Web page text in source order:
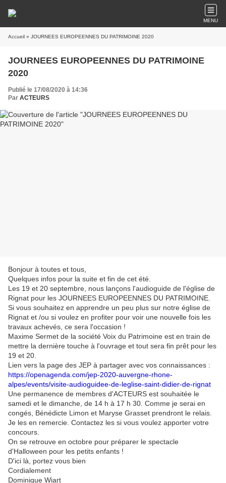
MENU
Accueil » JOURNEES EUROPEENNES DU PATRIMOINE 2020
JOURNEES EUROPEENNES DU PATRIMOINE
2020
Publié le 17/08/2020 à 14:36
Par ACTEURS
Bonjour à toutes et tous,
Quelques infos pour la suite et fin de cet été.
Les 19 et 20 septembre, nous lançons l'audioguide de l'église de
Rignat pour les JOURNEES EUROPEENNES DU PATRIMOINE.
Si vous souhaitez en apprendre un peu plus sur notre église de
Rignat et /ou si voulez en profiter pour voir une nouvelle fois les
travaux achevés, ce sera l'occasion !
Maxime Sermet de la société Voix du Patrimoine est en train de
mettre la dernière touche à l'ouvrage et tout sera fin prêt pour les
19 et 20.
Lien vers la page des JEP à partager avec vos connaissances :
https://openagenda.com/jep-2020-auvergne-rhone-
alpes/events/visite-audioguidee-de-leglise-saint-didier-de-rignat
Une permanence de membres d'ACTEURS est souhaitée le
samedi et le dimanche, de 14 h à 17 h 30. Comme je serai en
congés, Bénédicte Limon et Maryse Grasset prendront le relais.
Je les en remercie. Contactez les si vous voulez apporter votre
concours.
On se retrouve en octobre pour préparer le spectacle
d'Halloween pour les petits enfants !
D'ici là, portez vous bien
Cordialement
Dominique Wiart